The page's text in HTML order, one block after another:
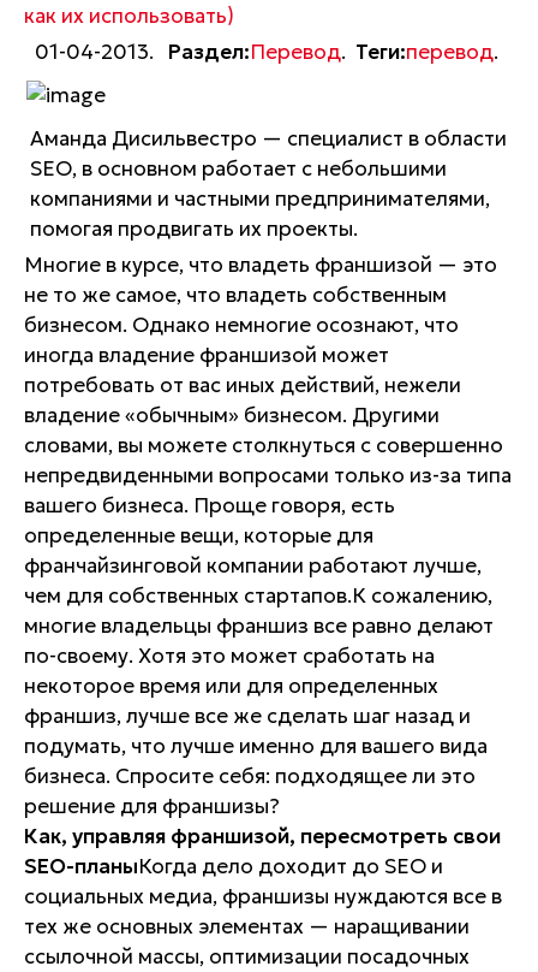
как их использовать)
01-04-2013.
Раздел:Перевод. Теги:перевод.
Аманда Дисильвестро — специалист в области
SEO, в основном работает с небольшими
компаниями и частными предпринимателями,
помогая продвигать их проекты.
Многие в курсе, что владеть франшизой — это
не то же самое, что владеть собственным
бизнесом. Однако немногие осознают, что
иногда владение франшизой может
потребовать от вас иных действий, нежели
владение «обычным» бизнесом. Другими
словами, вы можете столкнуться с совершенно
непредвиденными вопросами только из-за типа
вашего бизнеса. Проще говоря, есть
определенные вещи, которые для
франчайзинговой компании работают лучше,
чем для собственных стартапов.К сожалению,
многие владельцы франшиз все равно делают
по-своему. Хотя это может сработать на
некоторое время или для определенных
франшиз, лучше все же сделать шаг назад и
подумать, что лучше именно для вашего вида
бизнеса. Спросите себя: подходящее ли это
решение для франшизы?
Как, управляя франшизой, пересмотреть свои
SEO-планыКогда дело доходит до SEO и
социальных медиа, франшизы нуждаются все в
тех же основных элементах — наращивании
ссылочной массы, оптимизации посадочных